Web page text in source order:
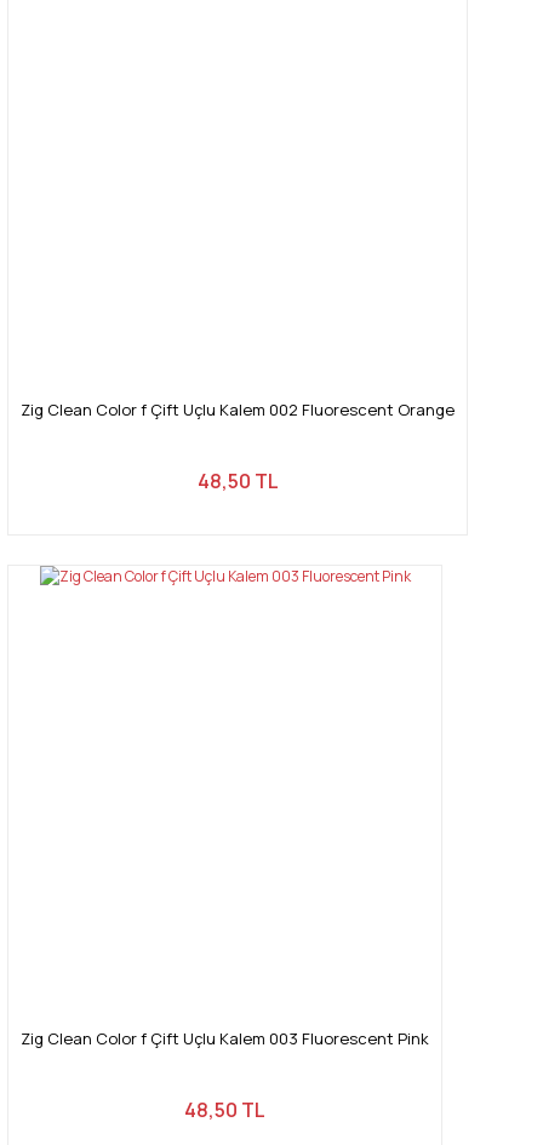
Zig Clean Color f Çift Uçlu Kalem 002 Fluorescent Orange
48,50 TL
Zig Clean Color f Çift Uçlu Kalem 003 Fluorescent Pink
48,50 TL